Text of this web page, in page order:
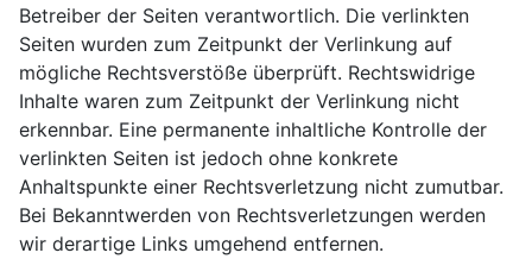
Betreiber der Seiten verantwortlich. Die verlinkten
Seiten wurden zum Zeitpunkt der Verlinkung auf
mögliche Rechtsverstöße überprüft. Rechtswidrige
Inhalte waren zum Zeitpunkt der Verlinkung nicht
erkennbar. Eine permanente inhaltliche Kontrolle der
verlinkten Seiten ist jedoch ohne konkrete
Anhaltspunkte einer Rechtsverletzung nicht zumutbar.
Bei Bekanntwerden von Rechtsverletzungen werden
wir derartige Links umgehend entfernen.